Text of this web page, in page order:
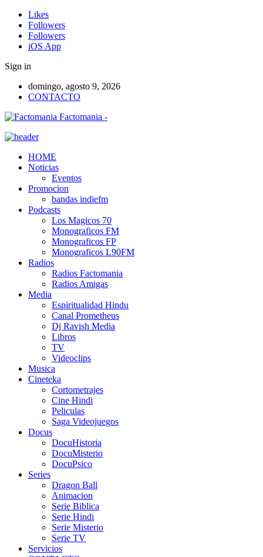
Likes
Followers
Followers
iOS App
Sign in
domingo, agosto 9, 2026
CONTACTO
Factomania -
HOME
Noticias
Eventos
Promocion
bandas indiefm
Podcasts
Los Magicos 70
Monograficos FM
Monograficos FP
Monograficos L90FM
Radios
Radios Factomania
Radios Amigas
Media
Espiritualidad Hindu
Canal Prometheus
Dj Ravish Media
Libros
TV
Videoclips
Musica
Cineteka
Cortometrajes
Cine Hindi
Peliculas
Saga Videojuegos
Docus
DocuHistoria
DocuMisterio
DocuPsico
Series
Dragon Ball
Animacion
Serie Biblica
Serie Hindi
Serie Misterio
Serie TV
Servicios